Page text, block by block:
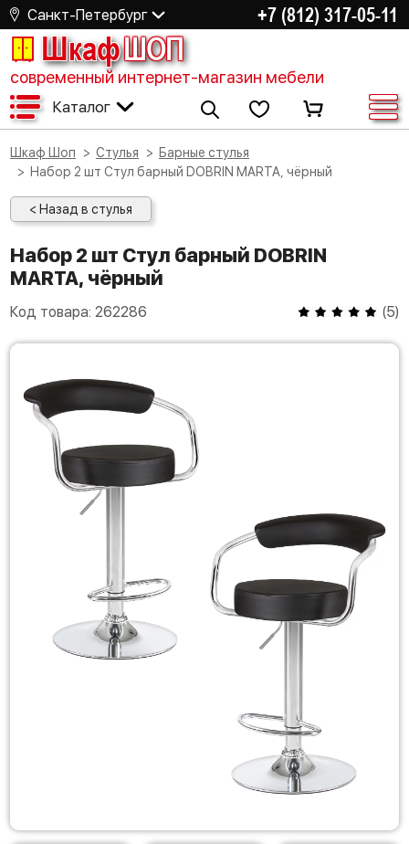
Санкт-Петербург +7 (812) 317-05-11
ШкафШОП
современный интернет-магазин мебели
Каталог
Шкаф Шоп Стулья
Барные стулья
Набор 2 шт Стул барный DOBRIN MARTA, чёрный
< Назад в стулья
Набор 2 шт Стул барный DOBRIN
MARTA, чёрный
Код товара: 262286 (5)